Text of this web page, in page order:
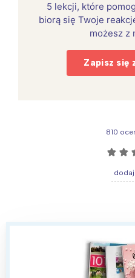
5 lekcji, które
biorą się Twoje
możesz z
Zapisz się
810
☆ ☆